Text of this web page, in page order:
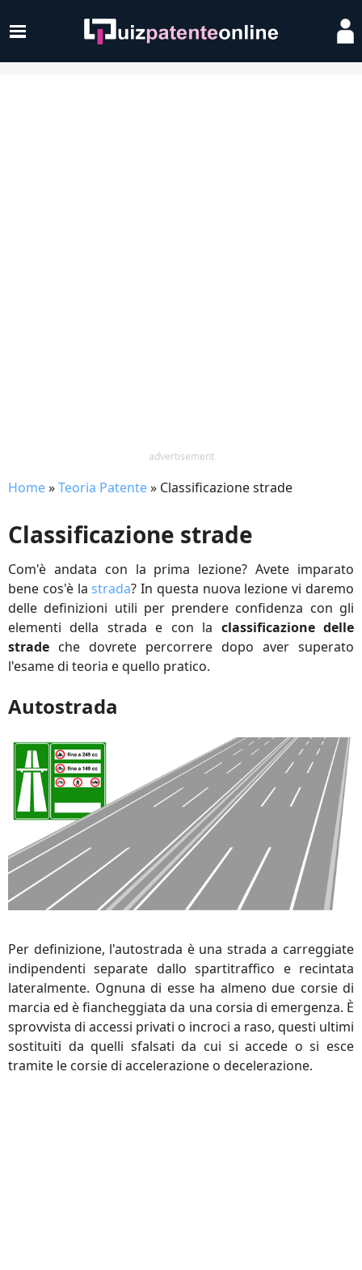
advertisement
Home»Teoria Patente» Classificazione strade
Classificazione strade
Com'è andata con la prima lezione? Avete imparato
bene cos'è lastrada? In questa nuova lezione vi daremo
delle definizioni utili per prendere confidenza con gli
elementi della strada e con la classificazione delle
strade che dovrete percorrere dopo aver superato
l'esame di teoria e quello pratico.
Autostrada
Per definizione, l'autostrada è una strada a carreggiate
indipendenti separate dallo spartitraffico e recintata
lateralmente. Ognuna di esse ha almeno due corsie di
marcia ed è fiancheggiata da una corsia di emergenza. È
sprovvista di accessi privati o incroci a raso, questi ultimi
sostituiti da quelli sfalsati da cui si accede o si esce
tramite le corsie di accelerazione o decelerazione.